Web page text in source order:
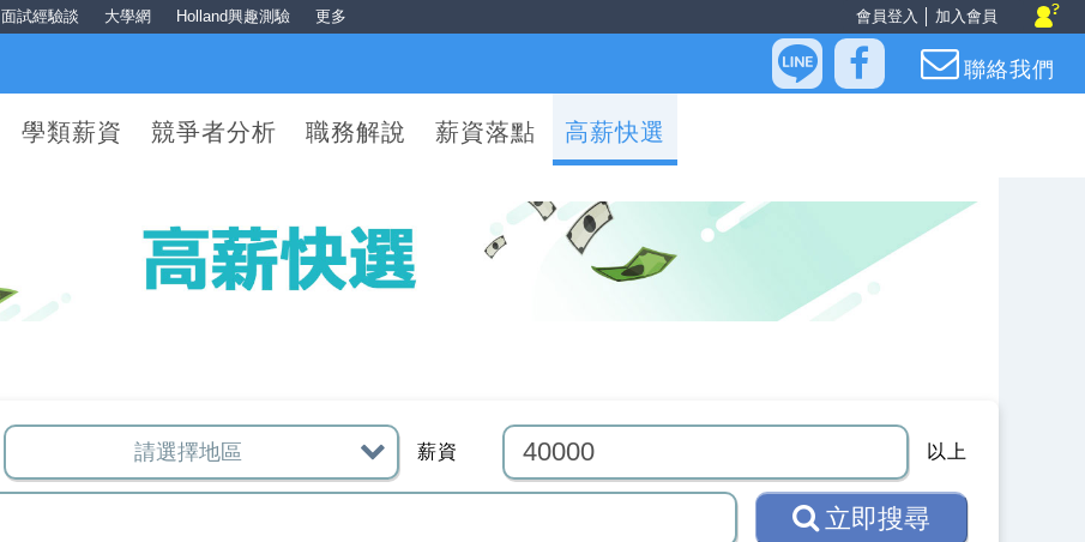
會員登入 加入會員
面試經驗談 大學網 Holland興趣測驗 更多
聯絡我們
學類薪資 競爭者分析 職務解說 薪資落點 高薪快選
薪資 以上
立即搜尋